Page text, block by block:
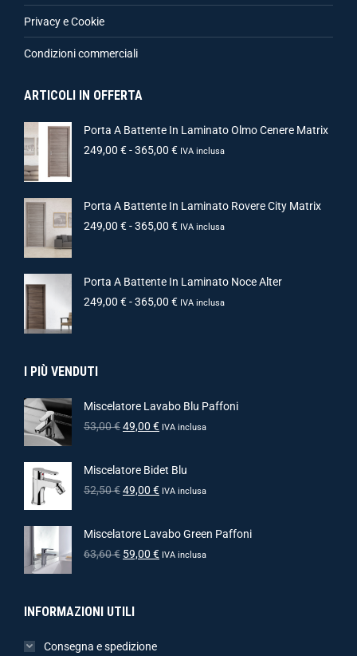
Privacy e Cookie
Condizioni commerciali
ARTICOLI IN OFFERTA
Porta A Battente In Laminato Olmo Cenere Matrix
249,00 €-365,00 € IVA inclusa
Porta A Battente In Laminato Rovere City Matrix
249,00 €-365,00 € IVA inclusa
Porta A Battente In Laminato Noce Alter
249,00 €-365,00 € IVA inclusa
I PIÙ VENDUTI
Miscelatore Lavabo Blu Paffoni
53,00€49,00 € IVA inclusa
Miscelatore Bidet Blu
52,50€49,00 € IVA inclusa
Miscelatore Lavabo Green Paffoni
63,60€ 59,00 € IVA inclusa
INFORMAZIONI UTILI
Consegna e spedizione